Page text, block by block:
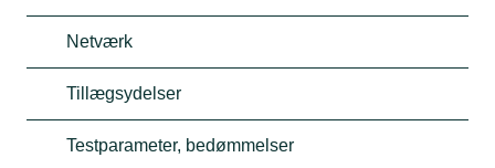
Netværk
Tillægsydelser
Testparameter, bedømmelser